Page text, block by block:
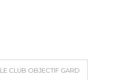
LE CLUB OBJECTIF GARD